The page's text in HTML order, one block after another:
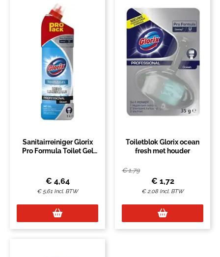
Sanitairreiniger Glorix
Pro Formula Toilet Gel
€ 4,64
€ 5,61 Incl. BTW
Toiletblok Glorix ocean
fresh met houder
€1,79
€ 1,72
€2,08 Incl. BTW